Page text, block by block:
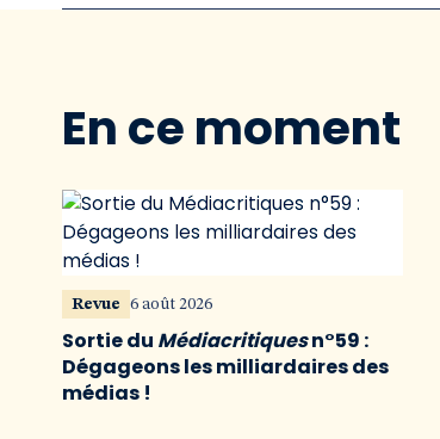
En ce moment
Revue 6 août 2026
Sortie du Médiacritiquesn°59 :
Dégageons les milliardaires des
médias !